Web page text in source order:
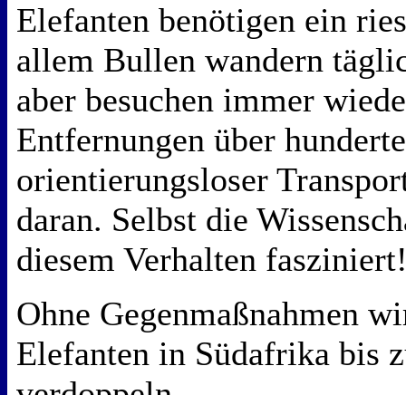
Elefanten benötigen ein
allem Bullen wandern
aber besuchen immer
Entfernungen über
orientierungsloser
daran. Selbst die
diesem Verhalten
Ohne Gegenmaßnahmen
Elefanten in Südafrika bis